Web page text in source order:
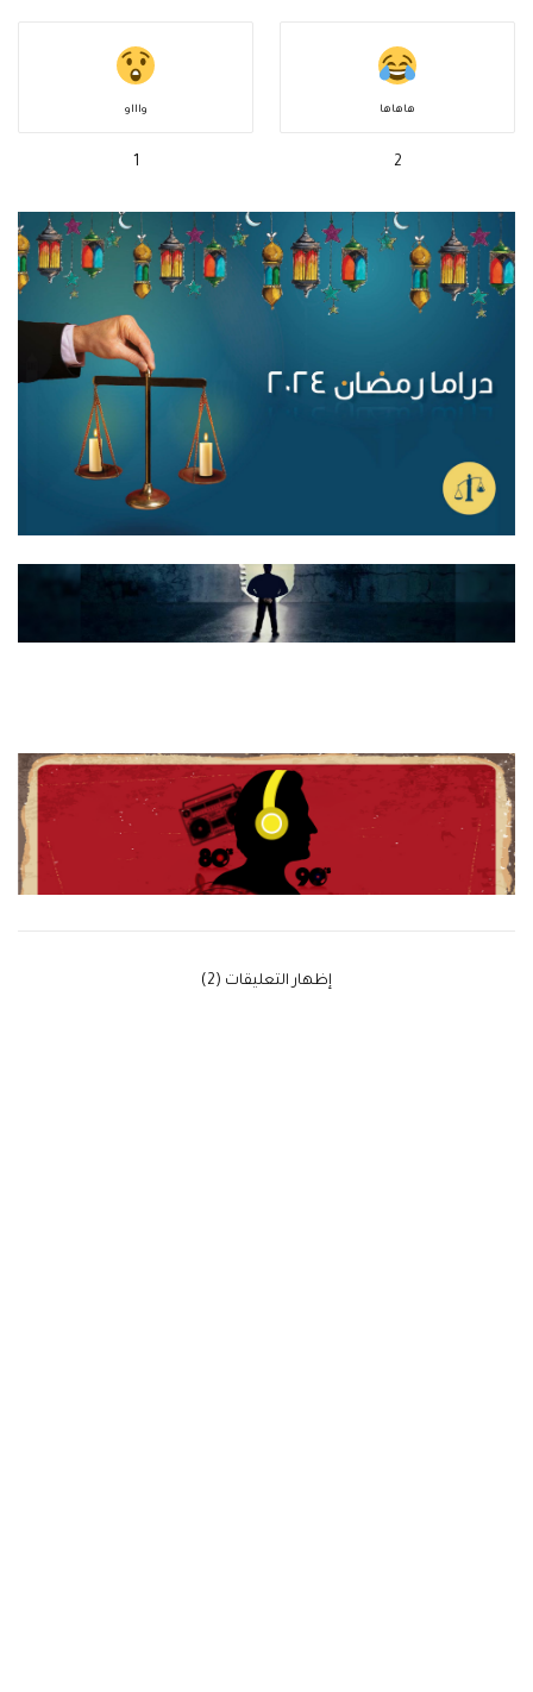
هاهاها
2
واااو
1
‫إظهار التعليقات (2)